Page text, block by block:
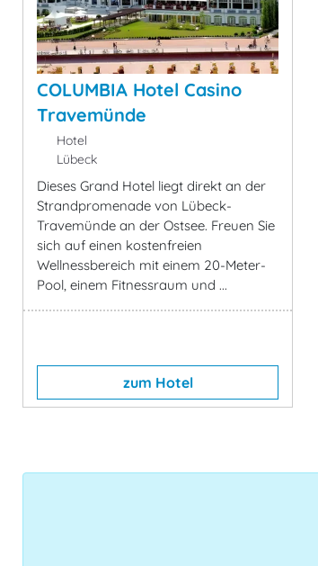
COLUMBIA Hotel Casino
Travemünde
Hotel
Lübeck
Dieses Grand Hotel liegt direkt an der
Strandpromenade von Lübeck-
Travemünde an der Ostsee. Freuen Sie
sich auf einen kostenfreien
Wellnessbereich mit einem 20-Meter-
Pool, einem Fitnessraum und ...
zum Hotel